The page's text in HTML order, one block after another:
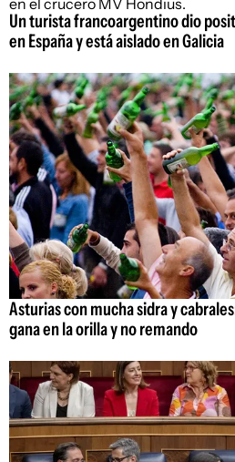
Un turista francoargentino dio
en España y está aislado en Galicia
Asturias con mucha sidra y
gana en la orilla y no remando